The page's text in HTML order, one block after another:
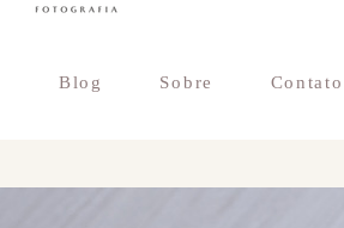
Blog Sobre Contato